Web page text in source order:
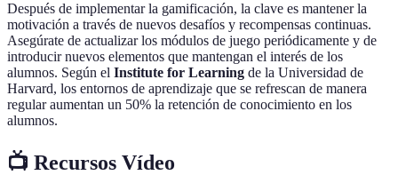
Después de implementar la gamificación, la clave es mantener la
motivación a través de nuevos desafíos y recompensas continuas.
Asegúrate de actualizar los módulos de juego periódicamente y de
introducir nuevos elementos que mantengan el interés de los
alumnos. Según el Institute for Learning de la Universidad de
Harvard, los entornos de aprendizaje que se refrescan de manera
regular aumentan un 50% la retención de conocimiento en los
alumnos.
📺 Recursos Vídeo